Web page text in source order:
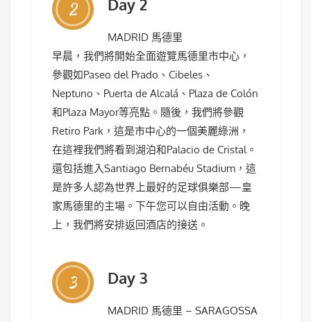
2 Day 2
MADRID 馬德里
早晨，我們將開始全面遊覽馬德里市中心，
參觀如Paseo del Prado、Cibeles、
Neptuno、Puerta de Alcalá、Plaza de Colón
和Plaza Mayor等亮點。隨後，我們將參觀
Retiro Park，這是市中心的一個美麗綠洲，
在這裡我們將看到湖泊和Palacio de Cristal。
還包括進入Santiago Bernabéu Stadium，這
是許多人認為世界上最好的足球俱樂部—皇
家馬德里的主場。下午您可以自由活動。晚
上，我們將安排返回酒店的接送。
3 Day 3
MADRID 馬德里 – SARAGOSSA